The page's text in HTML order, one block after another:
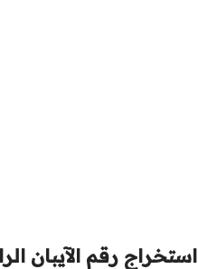
استخراج رقم الآيبان